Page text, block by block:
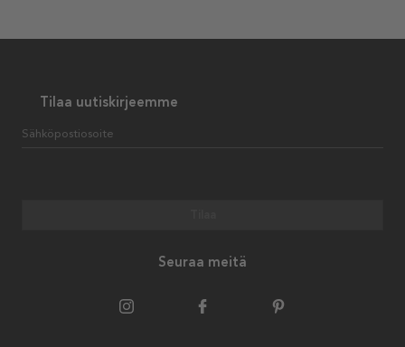
Tilaa uutiskirjeemme
Sähköpostiosoite
Seuraa meitä